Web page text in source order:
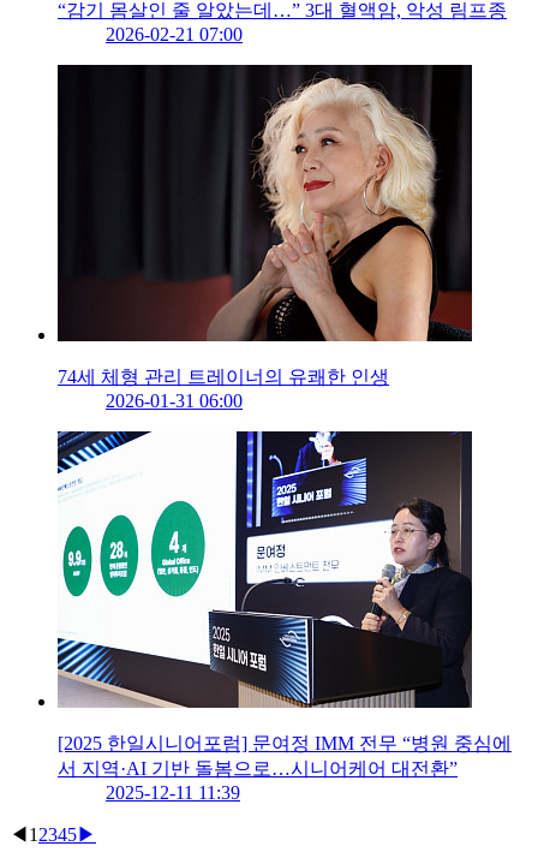
“감기 몸살인 줄 알았는데…” 3대 혈액암, 악성 림프종
2026-02-21 07:00
74세 체형 관리 트레이너의 유쾌한 인생
2026-01-31 06:00
[2025 한일시니어포럼] 문여정 IMM 전무 “병원 중심에
서 지역·AI 기반 돌봄으로…시니어케어 대전환”
2025-12-11 11:39
◀ 1 2345▶